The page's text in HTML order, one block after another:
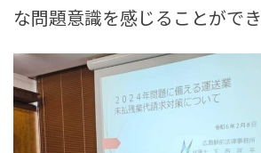
な問題意識を感じることができ